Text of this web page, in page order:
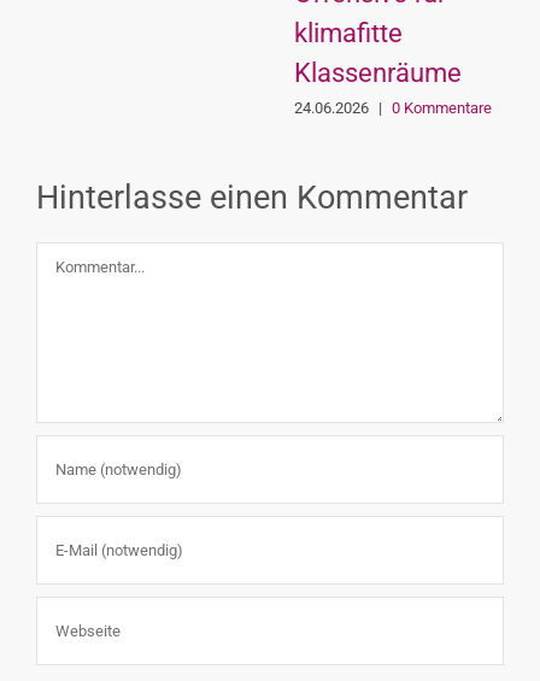
klimafitte
Klassenräume
24.06.2026 | 0 Kommentare
Hinterlasse einen Kommentar
Kommentar